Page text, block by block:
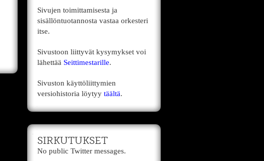
Sivujen toimittamisesta ja
sisällöntuotannosta vastaa orkesteri
itse.
Sivustoon liittyvät kysymykset voi
lähettää Seittimestarille.
Sivuston käyttöliittymien
versiohistoria löytyy täältä.
SIRKUTUKSET
No public Twitter messages.